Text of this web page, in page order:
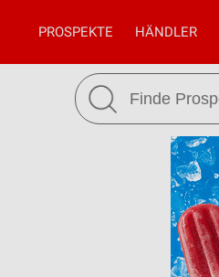
PROSPEKTE HÄNDLER